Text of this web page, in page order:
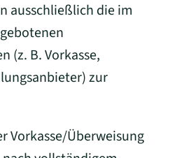
ausschließlich die im
(z. B. Vorkasse,
zur
Vorkasse/Überweisung